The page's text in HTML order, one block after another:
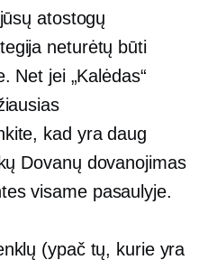
atostogų
neturėtų būti
Net jei „Kalėdas“
kad yra daug
Dovanų dovanojimas
visame pasaulyje.
(ypač tų, kurie yra